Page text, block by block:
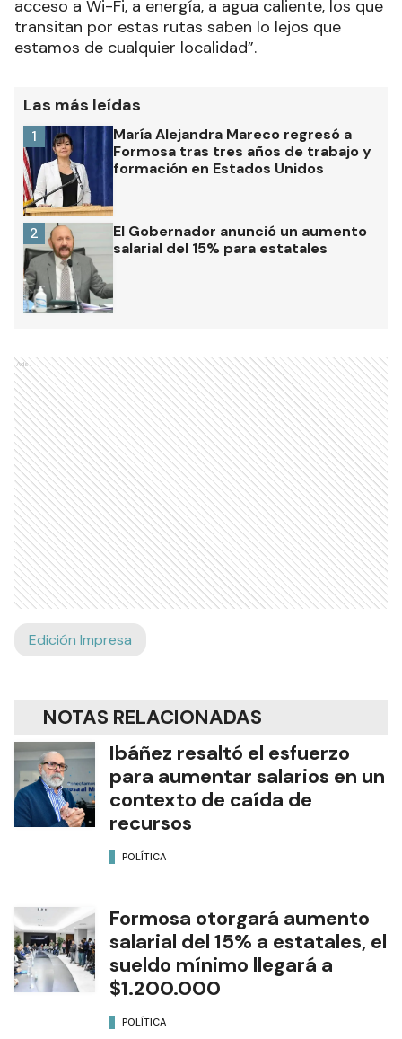
acceso a Wi-Fi, a energía, a agua caliente, los que
transitan por estas rutas saben lo lejos que
estamos de cualquier localidad”.
Las más leídas
María Alejandra Mareco regresó a
Formosa tras tres años de trabajo y
formación en Estados Unidos
1
El Gobernador anunció un aumento
salarial del 15% para estatales
2
Ads
Edición Impresa
NOTAS RELACIONADAS
Ibáñez resaltó el esfuerzo
para aumentar salarios en un
contexto de caída de
recursos
POLÍTICA
Formosa otorgará aumento
salarial del 15% a estatales, el
sueldo mínimo llegará a
$1.200.000
POLÍTICA